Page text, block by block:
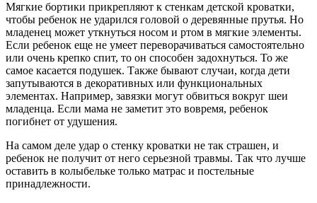
Мягкие бортики прикрепляют к стенкам детской кроватки,
чтобы ребенок не ударился головой о деревянные прутья. Но
младенец может уткнуться носом и ртом в мягкие элементы.
Если ребенок еще не умеет переворачиваться самостоятельно
или очень крепко спит, то он способен задохнуться. То же
самое касается подушек. Также бывают случаи, когда дети
запутываются в декоративных или функциональных
элементах. Например, завязки могут обвиться вокруг шеи
младенца. Если мама не заметит это вовремя, ребенок
погибнет от удушения.
На самом деле удар о стенку кроватки не так страшен, и
ребенок не получит от него серьезной травмы. Так что лучше
оставить в колыбельке только матрас и постельные
принадлежности.